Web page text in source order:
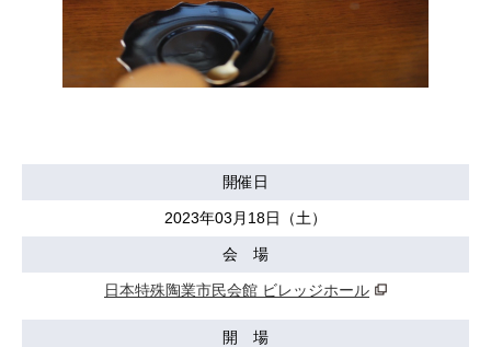
開催日
2023年03月18日（土）
会 場
日本特殊陶業市民会館 ビレッジホール
開 場